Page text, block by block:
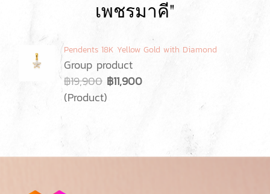
เพชรมาคี"
Pendents 18K Yellow Gold with Diamond
Group product
฿19,900 ฿11,900
(Product)